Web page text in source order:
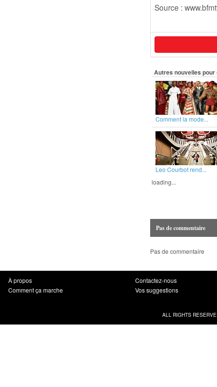
Source :
Autres nouvelles
Comment la mode...
Leo Courbot rend...
loading...
Pas de commentaire
Pas de commentaire
À propos
Comment ça marche
Contactez-nous
Vos suggestions
ALL RIGHTS